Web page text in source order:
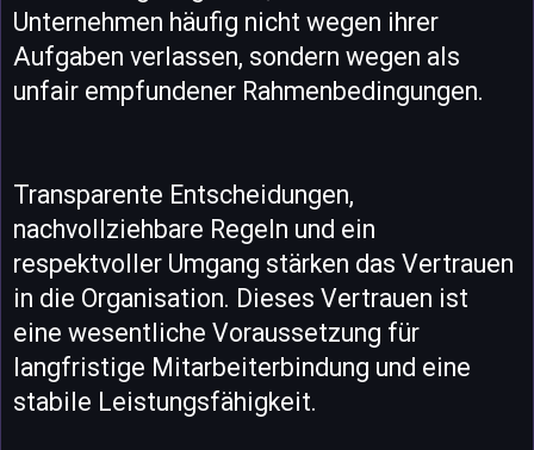
Unternehmen häufig nicht wegen ihrer
Aufgaben verlassen, sondern wegen als
unfair empfundener Rahmenbedingungen.
Transparente Entscheidungen,
nachvollziehbare Regeln und ein
respektvoller Umgang stärken das Vertrauen
in die Organisation. Dieses Vertrauen ist
eine wesentliche Voraussetzung für
langfristige Mitarbeiterbindung und eine
stabile Leistungsfähigkeit.